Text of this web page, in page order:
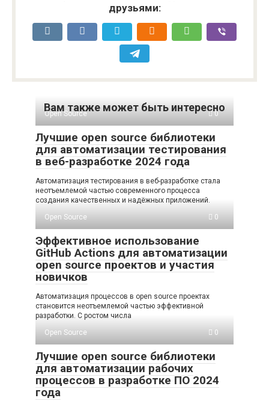
друзьями:
Вам также может быть интересно
Open Source 0
Лучшие open source библиотеки
для автоматизации тестирования
в веб-разработке 2024 года
Автоматизация тестирования в веб-разработке стала
неотъемлемой частью современного процесса
создания качественных и надёжных приложений.
Open Source
0
Эффективное использование
GitHub Actions для автоматизации
open source проектов и участия
новичков
Автоматизация процессов в open source проектах
становится неотъемлемой частью эффективной
разработки. С ростом числа
Open Source
0
Лучшие open source библиотеки
для автоматизации рабочих
процессов в разработке ПО 2024
года